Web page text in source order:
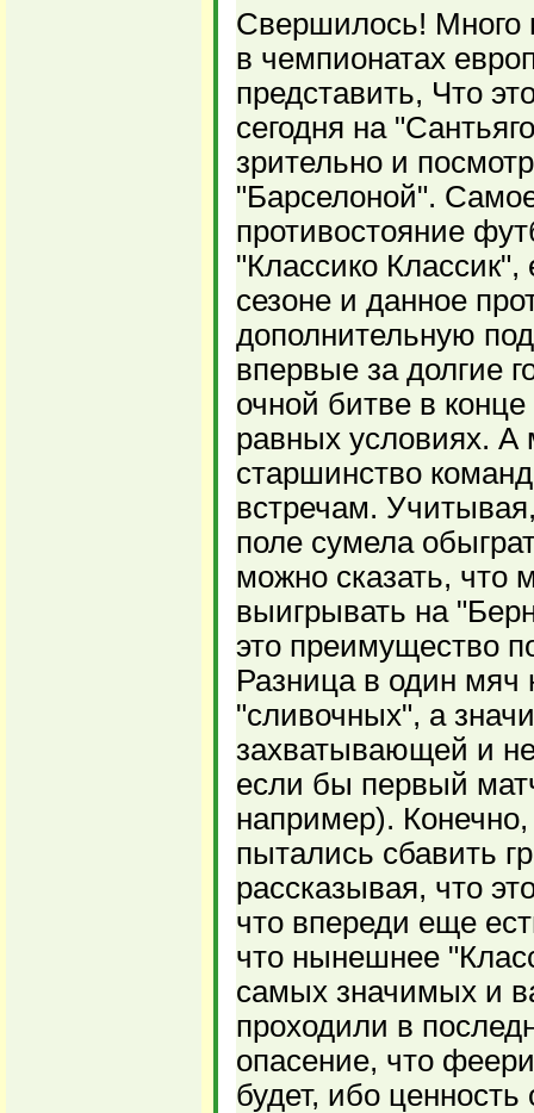
Свершилось! Много
в чемпионатах
представить, Что
сегодня на
зрительно и
"Барселоной".
противостояние
"Классико
сезоне и данное
дополнительную
впервые за долгие
очной битве в
равных условиях.
старшинство
встречам.
поле сумела
можно сказать, что
выигрывать на
это преимущество
Разница в один мяч
"сливочных", а
захватывающей и
если бы первый
например).
пытались сбавить
рассказывая, что
что впереди еще
что нынешнее
самых значимых и
проходили в
опасение, что
будет, ибо